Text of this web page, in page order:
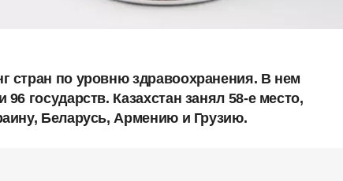
стран по уровню здравоохранения. В нем
96 государств. Казахстан занял 58-е место,
Беларусь, Армению и Грузию.